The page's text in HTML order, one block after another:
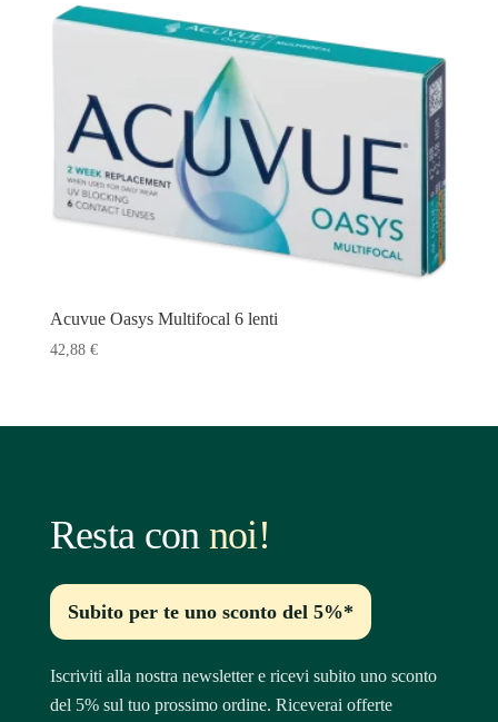
Acuvue Oasys Multifocal 6 lenti
42,88 €
Resta con noi!
Subito per te uno sconto del 5%*
Iscriviti alla nostra newsletter e ricevi subito uno sconto
del 5% sul tuo prossimo ordine. Riceverai offerte